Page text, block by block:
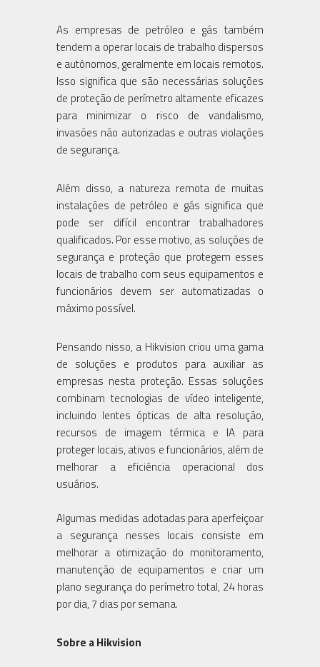
As empresas de petróleo e gás também
tendem a operar locais de trabalho dispersos
e autônomos, geralmente em locais remotos.
Isso significa que são necessárias soluções
de proteção de perímetro altamente eficazes
para minimizar o risco de vandalismo,
invasões não autorizadas e outras violações
de segurança.
Além disso, a natureza remota de muitas
instalações de petróleo e gás significa que
pode ser difícil encontrar trabalhadores
qualificados. Por esse motivo, as soluções de
segurança e proteção que protegem esses
locais de trabalho com seus equipamentos e
funcionários devem ser automatizadas o
máximo possível.
Pensando nisso, a Hikvision criou uma gama
de soluções e produtos para auxiliar as
empresas nesta proteção. Essas soluções
combinam tecnologias de vídeo inteligente,
incluindo lentes ópticas de alta resolução,
recursos de imagem térmica e IA para
proteger locais, ativos e funcionários, além de
melhorar a eficiência operacional dos
usuários.
Algumas medidas adotadas para aperfeiçoar
a segurança nesses locais consiste em
melhorar a otimização do monitoramento,
manutenção de equipamentos e criar um
plano segurança do perímetro total, 24 horas
por dia, 7 dias por semana.
Sobre a Hikvision